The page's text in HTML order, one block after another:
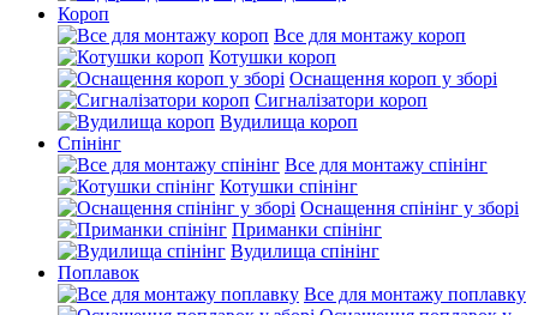
Короп
Все для монтажу короп
Котушки короп
Оснащення короп у зборі
Сигналізатори короп
Вудилища короп
Спінінг
Все для монтажу спінінг
Котушки спінінг
Оснащення спінінг у зборі
Приманки спінінг
Вудилища спінінг
Поплавок
Все для монтажу поплавку